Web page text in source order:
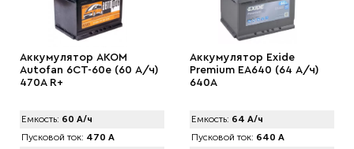
Аккумулятор AKOM
Autofan 6СТ-60e (60 А/ч)
470А R+
Емкость: 60 А/ч
Пусковой ток: 470 А
Аккумулятор Exide
Premium EA640 (64 А/ч)
640A
Емкость: 64 А/ч
Пусковой ток: 640 А